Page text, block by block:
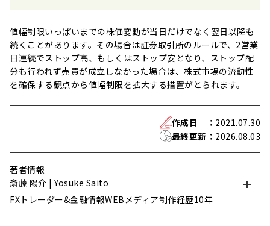
値幅制限いっぱいまでの株価変動が当日だけでなく翌日以降も
続くことがあります。その場合は証券取引所のルールで、2営業
日連続でストップ高、もしくはストップ安となり、ストップ配
分も行われず売買が成立しなかった場合は、株式市場の流動性
を確保する観点から値幅制限を拡大する措置がとられます。
作成日 ： 2021.07.30
最終更新 ： 2026.08.03
著者情報
斎藤 陽介 | Yosuke Saito
FXトレーダー&金融情報WEBメディア制作経歴10年